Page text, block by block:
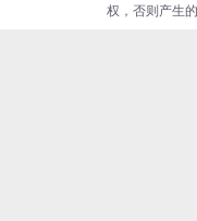
权，否则产生